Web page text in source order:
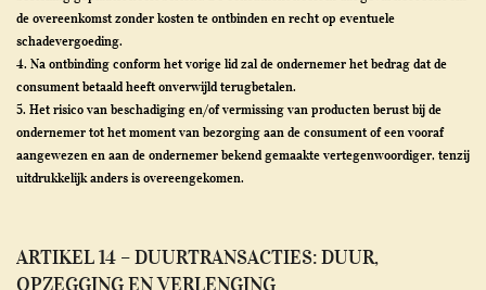
de overeenkomst zonder kosten te ontbinden en recht op eventuele
schadevergoeding.
4. Na ontbinding conform het vorige lid zal de ondernemer het bedrag dat de
consument betaald heeft onverwijld terugbetalen.
5. Het risico van beschadiging en/of vermissing van producten berust bij de
ondernemer tot het moment van bezorging aan de consument of een vooraf
aangewezen en aan de ondernemer bekend gemaakte vertegenwoordiger, tenzij
uitdrukkelijk anders is overeengekomen.
ARTIKEL 14 – DUURTRANSACTIES: DUUR,
OPZEGGING EN VERLENGING